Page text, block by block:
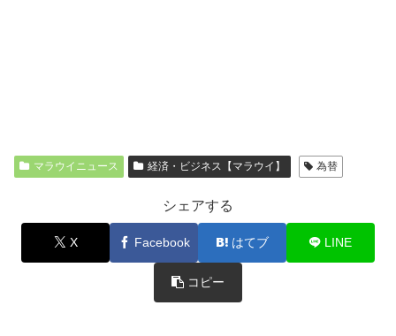
マラウイニュース 経済・ビジネス【マラウイ】 為替
シェアする
X Facebook はてブ LINE
コピー